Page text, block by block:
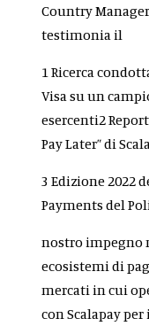
Country
testimonia il
1Ricerca
Visa su un
esercenti2
Pay Later” di
3Edizione 2022
Payments del
nostro impegno
ecosistemi di
mercati in cui
con Scalapay